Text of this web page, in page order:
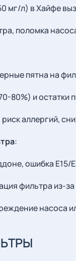
мг/л) в Хайфе
поломка
пятна на
80%) и остатки
аллергий,
:
ошибка E15/
фильтра из-за
насоса